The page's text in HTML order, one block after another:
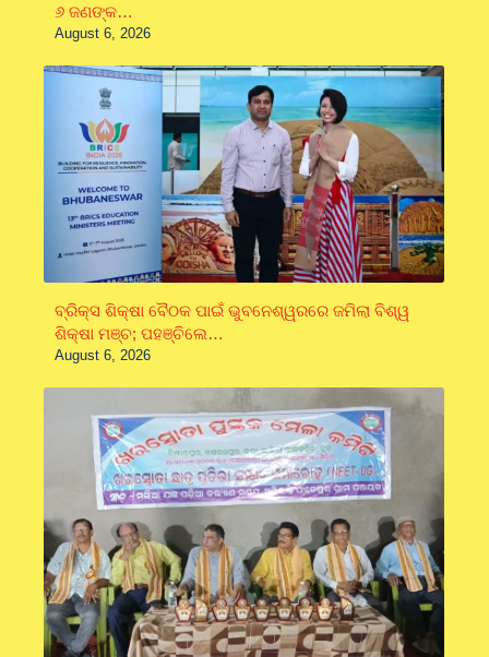
୬ ଜଣଙ୍କ…
August 6, 2026
ବ୍ରିକ୍ସ ଶିକ୍ଷା ବୈଠକ ପାଇଁ ଭୁବନେଶ୍ୱରରେ ଜମିଲା ବିଶ୍ୱ
ଶିକ୍ଷା ମଞ୍ଚ; ପହଞ୍ଚିଲେ…
August 6, 2026